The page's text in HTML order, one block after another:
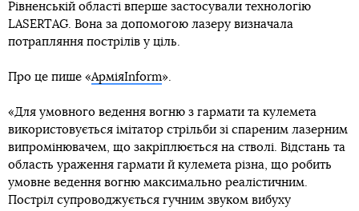
Рівненській області вперше застосували технологію
LASERTAG. Вона за допомогою лазеру визначала
потрапляння пострілів у ціль.
Про це пише «АрміяInform».
«Для умовного ведення вогню з гармати та кулемета
використовується імітатор стрільби зі спареним лазерним
випромінювачем, що закріплюється на стволі. Відстань та
область ураження гармати й кулемета різна, що робить
умовне ведення вогню максимально реалістичним.
Постріл супроводжується гучним звуком вибуху